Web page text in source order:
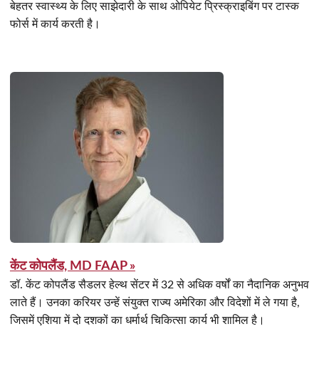
बेहतर स्वास्थ्य के लिए साझेदारी के साथ ओपियेट प्रिस्क्राइबिंग पर टास्क
फोर्स में कार्य करती है।
केंट कोपलैंड, MD FAAP »
डॉ. केंट कोपलैंड सैडलर हेल्थ सेंटर में 32 से अधिक वर्षों का नैदानिक अनुभव
लाते हैं। उनका करियर उन्हें संयुक्त राज्य अमेरिका और विदेशों में ले गया है,
जिसमें एशिया में दो दशकों का धर्मार्थ चिकित्सा कार्य भी शामिल है।